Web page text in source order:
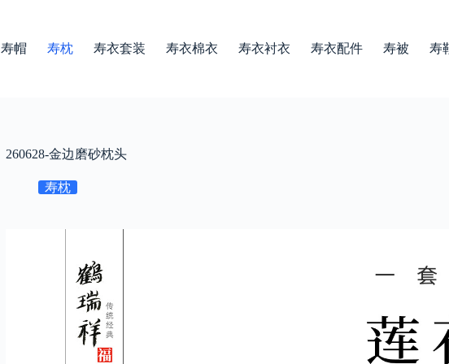
寿帽 寿枕 寿衣套装 寿衣棉衣 寿衣衬衣 寿衣配件 寿被 寿
260628-金边磨砂枕头
寿枕